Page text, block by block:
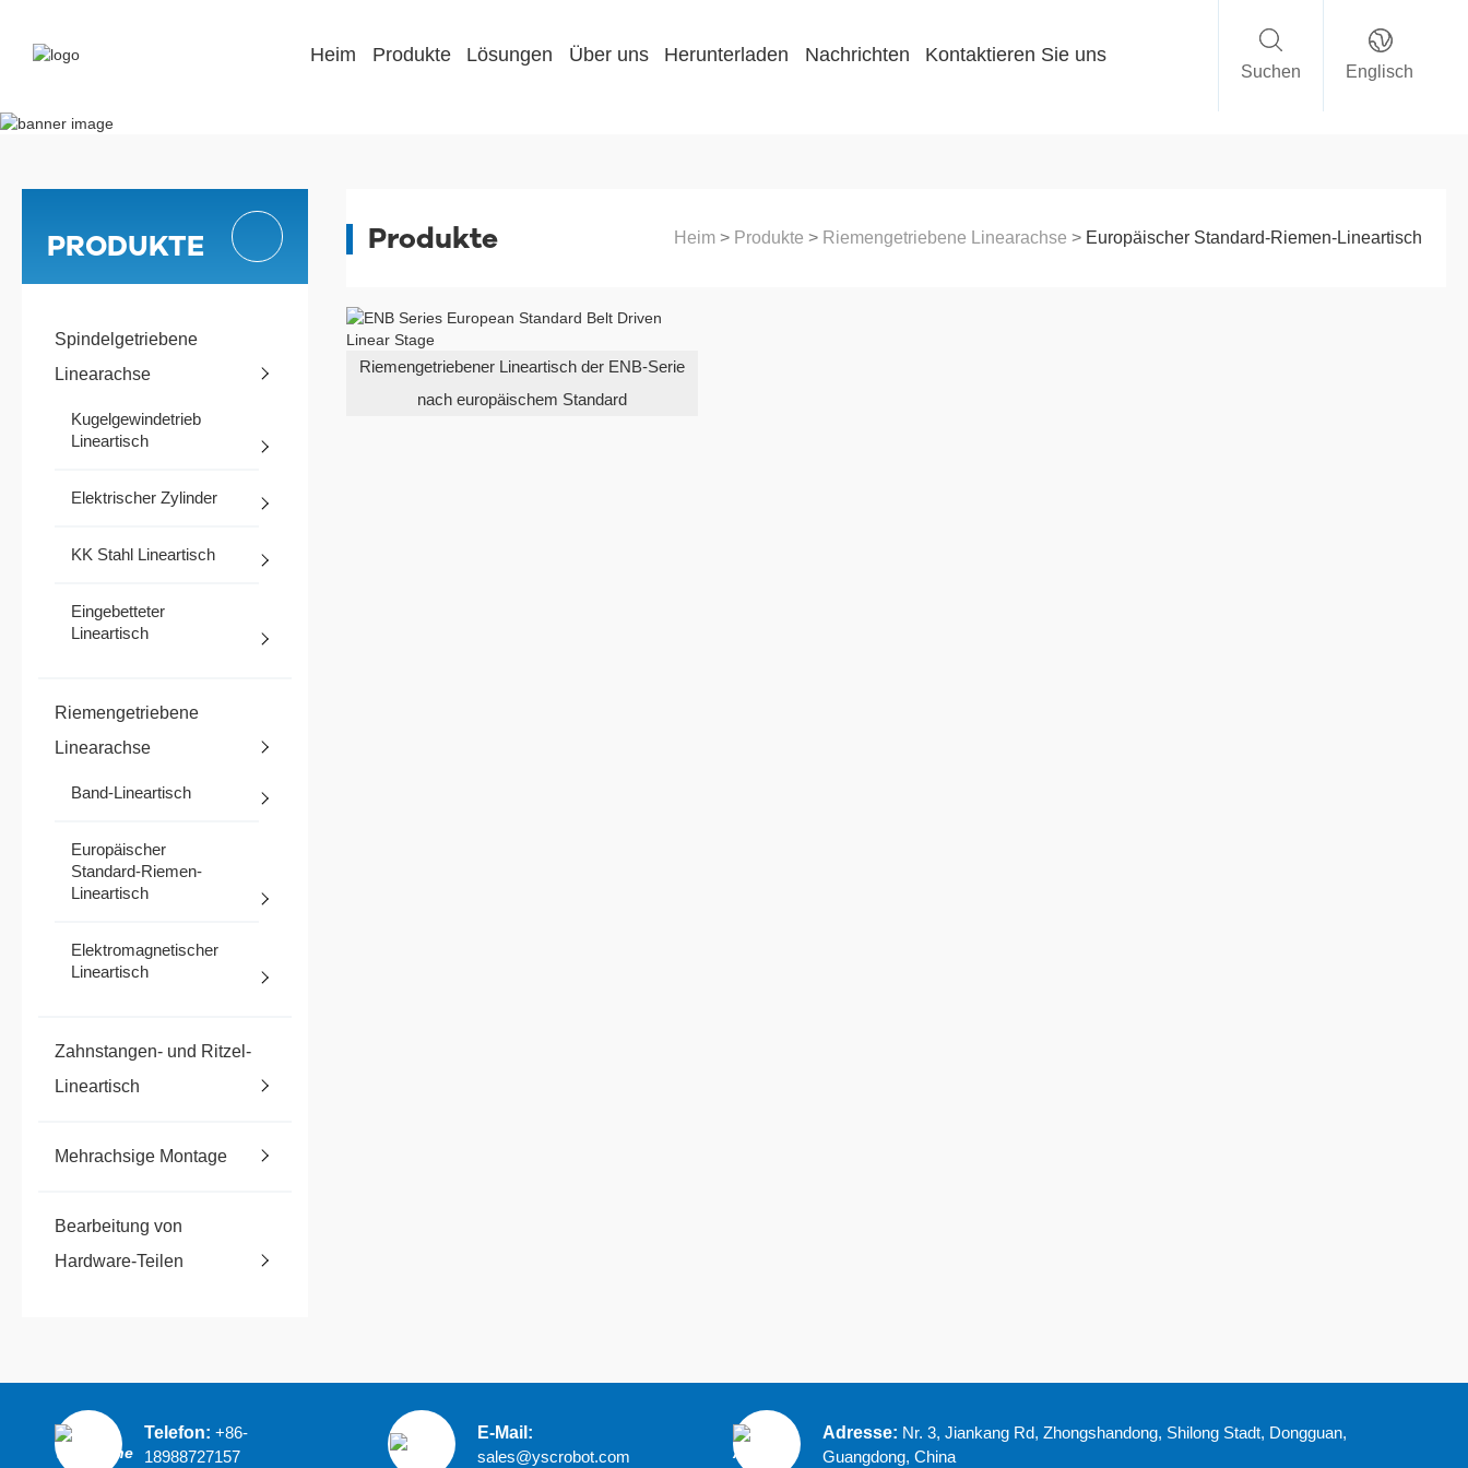
Heim Produkte Lösungen Über uns Herunterladen Nachrichten Kontaktieren Sie uns
Suchen Englisch
PRODUKTE
Spindelgetriebene
Linearachse
Kugelgewindetrieb
Lineartisch
Elektrischer Zylinder
KK Stahl Lineartisch
Eingebetteter
Lineartisch
Riemengetriebene
Linearachse
Band-Lineartisch
Europäischer
Standard-Riemen-
Lineartisch
Elektromagnetischer
Lineartisch
Zahnstangen- und Ritzel-
Lineartisch
Mehrachsige Montage
Bearbeitung von
Hardware-Teilen
Produkte Heim> Produkte > Riemengetriebene Linearachse > Europäischer Standard-Riemen-Lineartisch
Riemengetriebener Lineartisch der ENB-Serie
nach europäischem Standard
Telefon: +86-
18988727157
E-Mail:
sales@yscrobot.com
Adresse: Nr. 3, Jiankang Rd, Zhongshandong, Shilong Stadt, Dongguan,
Guangdong, China